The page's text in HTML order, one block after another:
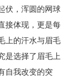
伏，浑圆的网球
接体现，更是每
上的汗水与眉毛
是选择了眉毛上
自我改变的突